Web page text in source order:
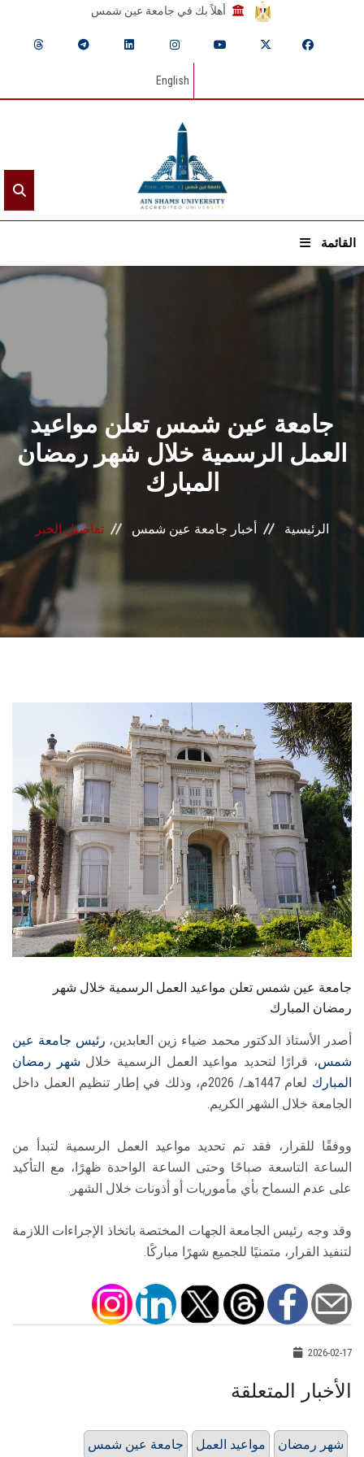
أهلاً بك في جامعة عين شمس
English
القائمة
الرئيسيـة
القطاعـات
الشئون الأكاديمية
البحث العلمي
المراكز والوحدات
الأنظمة الذكية
هيئة التدريس
الدراسات العليا
الخريجين
الموظفون
الزائـرون
جامعة عين شمس تعلن مواعيد
العمل الرسمية خلال شهر رمضان
المبارك
الرئيسية أخبار جامعة عين شمس تفاصيل الخبر
جامعة عين شمس تعلن مواعيد العمل الرسمية خلال شهر
رمضان المبارك
أصدر الأستاذ الدكتور محمد ضياء زين العابدين، رئيس جامعة عين
شمس، قرارًا لتحديد مواعيد العمل الرسمية خلال شهر رمضان
المبارك
لعام 1447هـ/ 2026م، وذلك في إطار تنظيم العمل داخل
الجامعة خلال الشهر الكريم.
ووفقًا للقرار، فقد تم تحديد مواعيد العمل الرسمية لتبدأ من
الساعة التاسعة صباحًا وحتى الساعة الواحدة ظهرًا، مع التأكيد
على عدم السماح بأي مأموريات أو أذونات خلال الشهر.
وقد وجه رئيس الجامعة الجهات المختصة باتخاذ الإجراءات اللازمة
لتنفيذ القرار، متمنيًا للجميع شهرًا مباركًا.
2026-02-17
الأخبار المتعلقة
جامعة عين شمس مواعيد العمل شهر رمضان